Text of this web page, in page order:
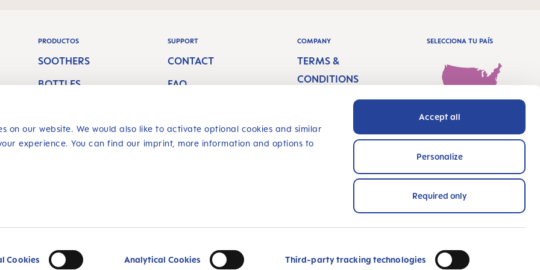
on our website. We would also like to activate optional cookies and similar
experience. You can find our imprint, more information and options to
Cookies Analytical Cookies Third-party tracking technologies
Accept all
Personalize
Required only
PRODUCTOS
SOOTHERS
BOTTLES
ORAL CARE
SUPPORT
CONTACT
FAQ
COMPANY
TERMS &
CONDITIONS
PRIVACY
ACCESSIBILITY
STATEMENT
SELECCIONA TU PAÍS
COMPRAS SEGURAS
¡Múltiples premios y certificado!
MÉTODOS DE PAGO